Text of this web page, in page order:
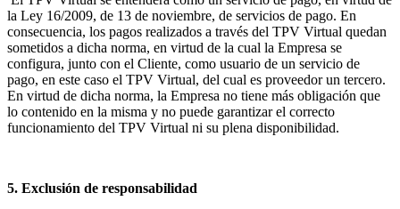
la Ley 16/2009, de 13 de noviembre, de servicios de pago. En
consecuencia, los pagos realizados a través del TPV Virtual quedan
sometidos a dicha norma, en virtud de la cual la Empresa se
configura, junto con el Cliente, como usuario de un servicio de
pago, en este caso el TPV Virtual, del cual es proveedor un tercero.
En virtud de dicha norma, la Empresa no tiene más obligación que
lo contenido en la misma y no puede garantizar el correcto
funcionamiento del TPV Virtual ni su plena disponibilidad.
5. Exclusión de responsabilidad